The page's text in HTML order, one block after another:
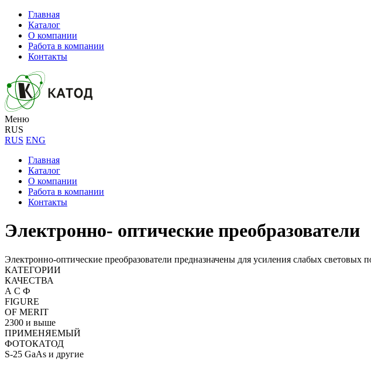
Главная
Каталог
О компании
Работа в компании
Контакты
Меню
RUS
RUS ENG
Главная
Каталог
О компании
Работа в компании
Контакты
Электронно- оптические преобразователи
Электронно-оптические преобразователи предназначены для усиления слабых
КАТЕГОРИИ
КАЧЕСТВА
А С Ф
FIGURE
OF MERIT
2300 и выше
ПРИМЕНЯЕМЫЙ
ФОТОКАТОД
S-25 GaAs и другие